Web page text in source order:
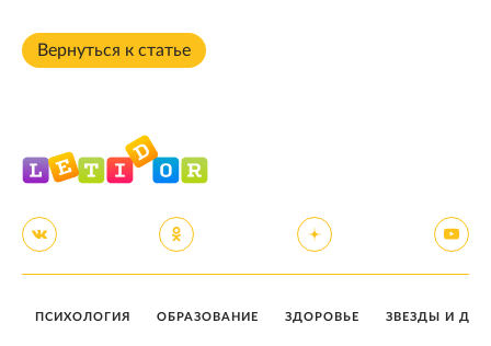
Вернуться к статье
ПСИХОЛОГИЯ ОБРАЗОВАНИЕ ЗДОРОВЬЕ ЗВЕЗДЫ И